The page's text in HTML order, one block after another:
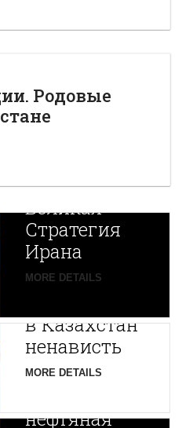
Родовые
Новая
Великая
Стратегия
Ирана
MORE DETAILS
Путин
в Казахстан
ненависть
MORE DETAILS
Центральной
Азии
зарождается
нефтяная